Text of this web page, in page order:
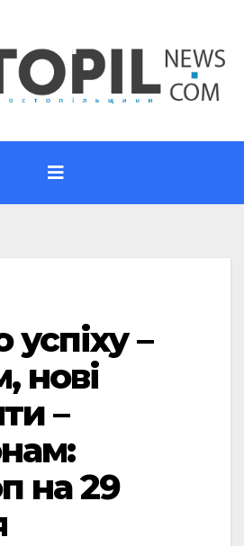
–
нові
–
на 29